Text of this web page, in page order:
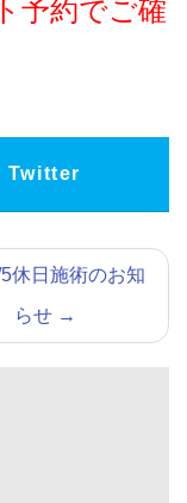
予約でご確
Twitter
休日施術のお知
らせ →